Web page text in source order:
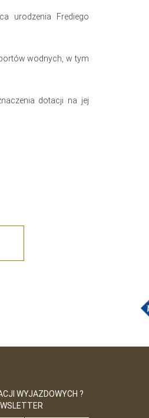
urodzenia Frediego
wodnych, w tym
dotacji na jej
WYJAZDOWYCH ?